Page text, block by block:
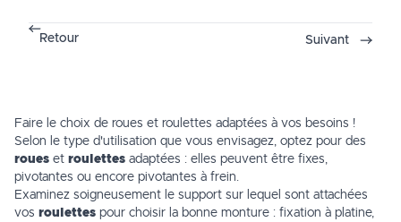
Retour Suivant
Faire le choix de roues et roulettes adaptées à vos besoins !
Selon le type d'utilisation que vous envisagez, optez pour des
roues et roulettes adaptées : elles peuvent être fixes,
pivotantes ou encore pivotantes à frein.
Examinez soigneusement le support sur lequel sont attachées
vos roulettes pour choisir la bonne monture : fixation à platine,